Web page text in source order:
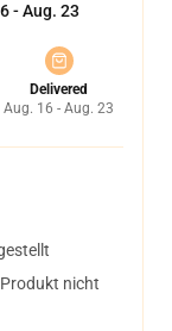
- Aug. 23
Delivered
Aug. 16 - Aug. 23
nicht